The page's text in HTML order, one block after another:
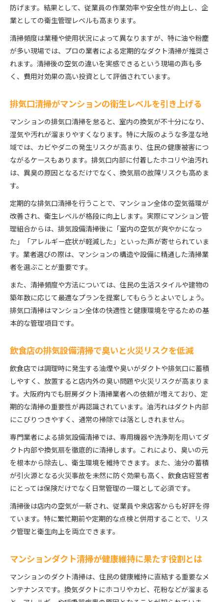
防げます。結果として、従業員の作業効率や安全性が向上し、企
業としての衛生管理レベルも高まります。
清掃頻度は業種や使用状況によって異なりますが、特に油や粉塵
が多い現場では、プロの業者による定期的なダクト清掃が推奨さ
れます。清掃後の空気の違いを実感できるという現場の声も多
く、費用対効果の高い投資として評価されています。
排気口清掃がマンションの衛生レベルを引き上げる
マンションの排気口清掃を怠ると、室内の換気が不十分になり、
湿気や汚れが溜まりやすくなります。特に大阪のような多湿な地
域では、カビやダニの発生リスクが高まり、住民の健康被害につ
ながるケースもあります。排気口内部に付着したホコリや油汚れ
は、異臭の原因となるだけでなく、換気扇の故障リスクも高めま
す。
定期的な排気口清掃を行うことで、マンション全体の空気循環が
改善され、衛生レベルが格段に向上します。実際にマンション管
理組合からは、排気設備清掃後に「室内の空気が爽やかになっ
た」「アレルギー症状が軽減した」といった声が寄せられていま
す。業者選びの際は、マンションの構造や設備に精通した清掃業
者を選ぶことが重要です。
また、清掃頻度や方法については、住民の生活スタイルや建物の
築年数に応じて最適なプランを提案してもらうとよいでしょう。
排気口清掃はマンション全体の快適性と健康環境を守るための基
本的な管理項目です。
飲食店の排気設備清掃で臭いと火災リスクを低減
飲食店では調理時に発生する油煙や臭いがダクトや排気口に蓄積
しやすく、放置すると店内外の臭い問題や火災リスクが高まりま
す。大阪府内でも厨房ダクト清掃業者への依頼が増えており、定
期的な清掃の重要性が再認識されています。油汚れはダクト内部
にこびりつきやすく、通常の掃除では落としきれません。
専門業者による排気設備清掃では、専用機器や洗浄剤を用いてダ
クト内部や換気扇を徹底的に清掃します。これにより、臭いの元
を根本から除去し、衛生環境を維持できます。また、油分の蓄積
が引火源となる火災事故を未然に防ぐ効果も高く、飲食店経営者
にとっては保険だけでなく日常管理の一環として必須です。
清掃後は店内の空気が一新され、従業員や来店客からも好評を得
ています。特に繁忙期前や定期的な点検と併用することで、リス
ク管理と衛生向上を両立できます。
マンションダクト清掃が健康維持に果たす役割とは
マンションのダクト清掃は、住民の健康維持に直結する重要なメ
ンテナンスです。換気ダクトにホコリやカビ、花粉などが溜まる